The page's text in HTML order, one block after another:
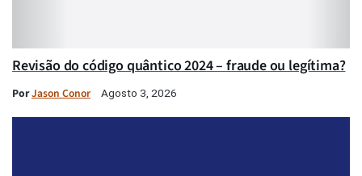
Revisão do código quântico 2024 – fraude ou legítima?
PorJason Conor Agosto 3, 2026